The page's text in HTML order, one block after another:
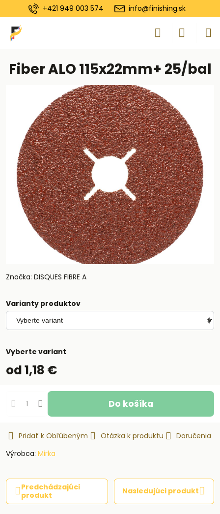
+421 949 003 574 info@finishing.sk
Fiber ALO 115x22mm+ 25/bal
Značka: DISQUES FIBRE A
Varianty produktov
Vyberte variant
od 1,18 €
Do košíka
Pridať k Obľúbeným Otázka k produktu
Doručenia
Výrobca: Mirka
Predchádzajúci
produkt
Nasledujúci produkt